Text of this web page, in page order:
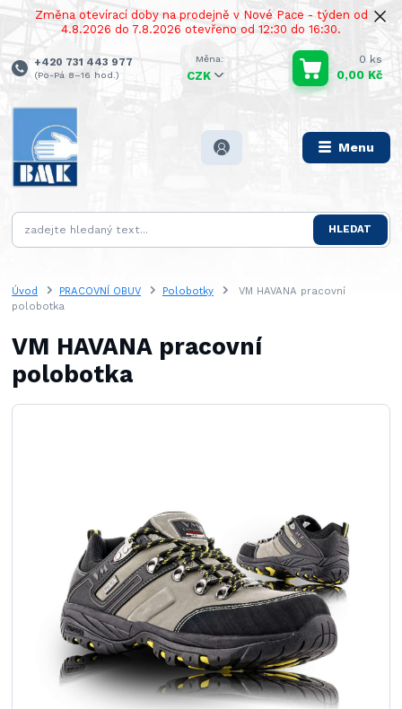
Změna otevírací doby na prodejně v Nové Pace - týden od
4.8.2026 do 7.8.2026 otevřeno od 12:30 do 16:30.
Menu
CZK
HLEDAT
+420 731 443 977
(Po-Pá 8–16 hod.)
0 ks
0,00 Kč
Úvod PRACOVNÍ OBUV Polobotky
VM HAVANA pracovní
polobotka
VM HAVANA pracovní
polobotka